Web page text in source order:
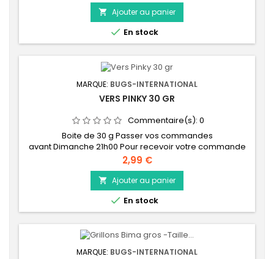
 Ajouter au panier
 En stock
MARQUE: BUGS-INTERNATIONAL
VERS PINKY 30 GR
Commentaire(s): 0
Boite de 30 g Passer vos commandes
avant Dimanche 21h00 Pour recevoir votre commande
la semaine qui suit !!! Afin de garantir une fraicheur
maximum de vos insectes vivants, nous effectuons un
stock d'insectes vivants à la semaine. C'est la raison
pour laquelle nous vous demandons votre commande
avant le Dimanche 21h00 dernier délai afin que pour la...
Prix
2,99 €
 Ajouter au panier
 En stock
MARQUE: BUGS-INTERNATIONAL